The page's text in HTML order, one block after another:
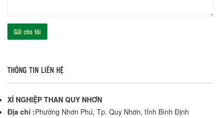
THÔNG TIN LIÊN HỆ
XÍ NGHIỆP THAN QUY NHƠN
Địa chỉ :Phường Nhơn Phú, Tp. Quy Nhơn, tỉnh Bình Định